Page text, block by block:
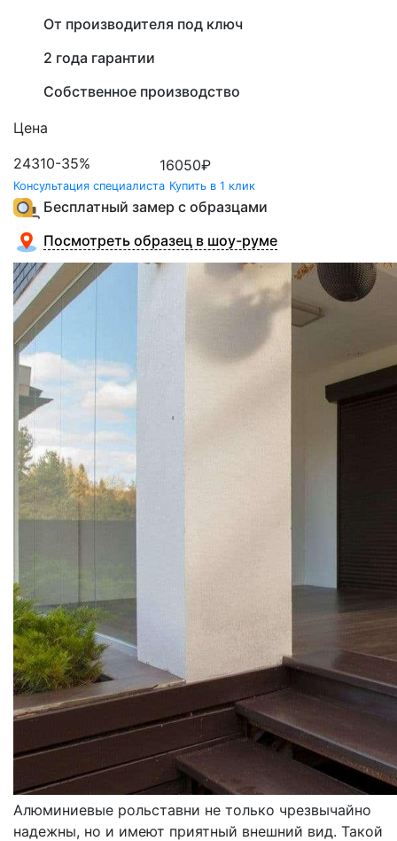
От производителя под ключ
2 года гарантии
Собственное производство
Цена
24310-35% 16050₽
Консультация специалиста Купить в 1 клик
Бесплатный замер с образцами
Посмотреть образец в шоу-руме
РОЛЬСТАВНИ
АЛЮМИНИЕВЫЕ
Алюминиевые рольставни не только чрезвычайно
надежны, но и имеют приятный внешний вид. Такой